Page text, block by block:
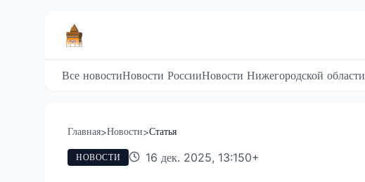
Все новостиНовости РоссииНовости Нижегородской области
Главная>Новости>Статья
НОВОСТИ 16 дек. 2025, 13:150+